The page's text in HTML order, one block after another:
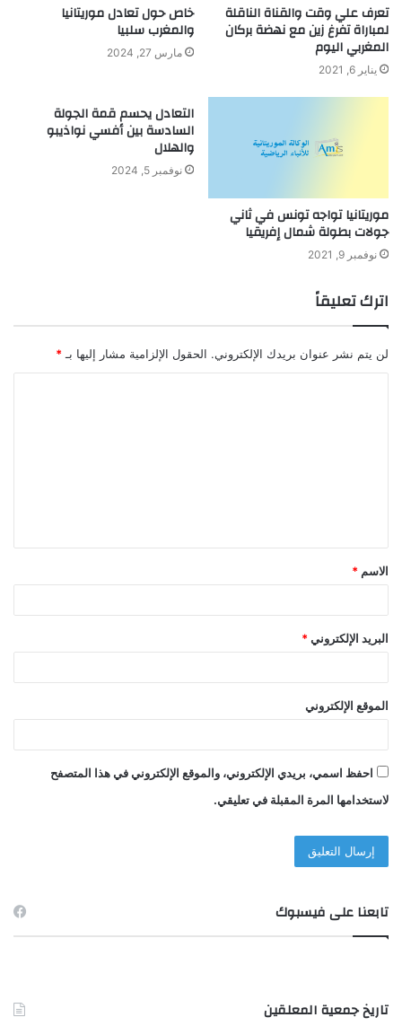
تعرف علي وقت والقناة الناقلة
لمباراة تفرغ زين مع نهضة بركان
المغربي اليوم
يناير 6, 2021
خاص حول تعادل موريتانيا
والمغرب سلبيا
مارس 27, 2024
موريتانيا تواجه تونس في ثاني
جولات بطولة شمال إفريقيا
نوفمبر 9, 2021
التعادل يحسم قمة الجولة
السادسة بين أفسي نواذيبو
والهلال
نوفمبر 5, 2024
اترك تعليقاً
لن يتم نشر عنوان بريدك الإلكتروني. الحقول الإلزامية مشار إليها بـ *
ق
*
الاسم *
البريد الإلكتروني *
الموقع الإلكتروني
احفظ اسمي، بريدي الإلكتروني، والموقع الإلكتروني في هذا المتصفح
لاستخدامها المرة المقبلة في تعليقي.
تابعنا على فيسبوك
تاريخ جمعية المعلقين